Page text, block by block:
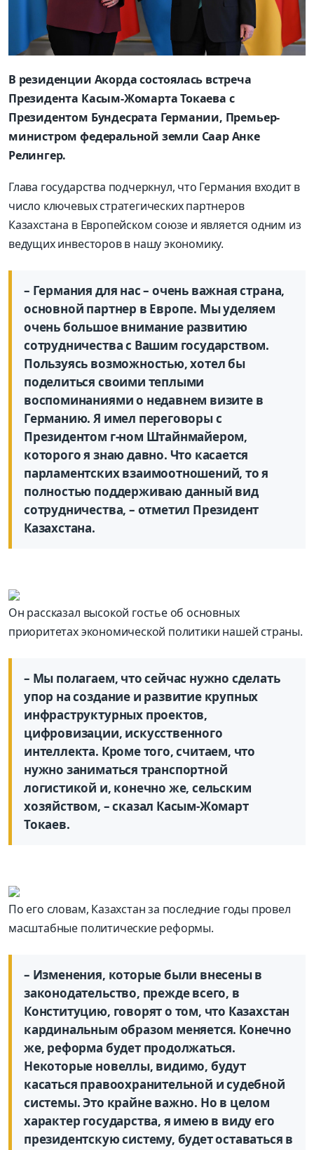
В резиденции Акорда состоялась встреча
Президента Касым-Жомарта Токаева с
Президентом Бундесрата Германии, Премьер-
министром федеральной земли Саар Анке
Релингер.
Глава государства подчеркнул, что Германия входит в
число ключевых стратегических партнеров
Казахстана в Европейском союзе и является одним из
ведущих инвесторов в нашу экономику.
– Германия для нас – очень важная страна,
основной партнер в Европе. Мы уделяем
очень большое внимание развитию
сотрудничества с Вашим государством.
Пользуясь возможностью, хотел бы
поделиться своими теплыми
воспоминаниями о недавнем визите в
Германию. Я имел переговоры с
Президентом г-ном Штайнмайером,
которого я знаю давно. Что касается
парламентских взаимоотношений, то я
полностью поддерживаю данный вид
сотрудничества, – отметил Президент
Казахстана.
Он рассказал высокой гостье об основных
приоритетах экономической политики нашей страны.
– Мы полагаем, что сейчас нужно сделать
упор на создание и развитие крупных
инфраструктурных проектов,
цифровизации, искусственного
интеллекта. Кроме того, считаем, что
нужно заниматься транспортной
логистикой и, конечно же, сельским
хозяйством, – сказал Касым-Жомарт
Токаев.
По его словам, Казахстан за последние годы провел
масштабные политические реформы.
– Изменения, которые были внесены в
законодательство, прежде всего, в
Конституцию, говорят о том, что Казахстан
кардинальным образом меняется. Конечно
же, реформа будет продолжаться.
Некоторые новеллы, видимо, будут
касаться правоохранительной и судебной
системы. Это крайне важно. Но в целом
характер государства, я имею в виду его
президентскую систему, будет оставаться в